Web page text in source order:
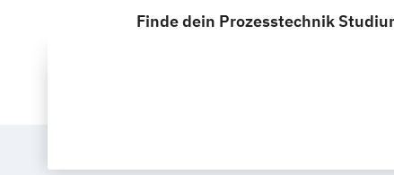
Finde dein Prozesstechnik